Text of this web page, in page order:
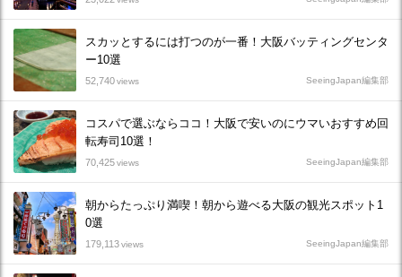
スカッとするには打つのが一番！大阪バッティングセンタ
ー10選
52,740views SeeingJapan編集部
コスパで選ぶならココ！大阪で安いのにウマいおすすめ回
転寿司10選！
70,425views SeeingJapan編集部
朝からたっぷり満喫！朝から遊べる大阪の観光スポット1
0選
179,113views SeeingJapan編集部